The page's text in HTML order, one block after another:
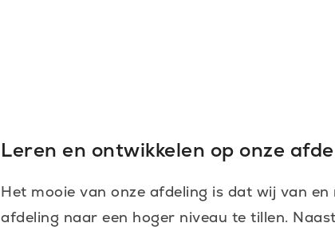
Leren en ontwikkelen op onze
Het mooie van onze afdeling is dat wij van
afdeling naar een hoger niveau te tillen.